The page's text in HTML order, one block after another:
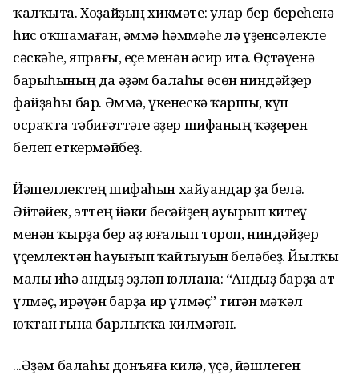
ҡалҡыта. Хоҙайҙың хикмәте: улар бер-береһенә
һис оҡшамаған, әммә һәммәһе лә үҙенсәлекле
сәскәһе, япрағы, еҫе менән әсир итә. Өҫтәүенә
барыһының да әҙәм балаһы өсөн ниндәйҙер
файҙаһы бар. Әммә, үкенескә ҡаршы, күп
осраҡта тәбиғәттәге әҙер шифаның ҡәҙерен
белеп еткермәйбеҙ.
Йәшеллектең шифаһын хайуандар ҙа белә.
Әйтәйек, эттең йәки бесәйҙең ауырып китеү
менән ҡырҙа бер аҙ юғалып тороп, ниндәйҙер
үҫемлектән һауығып ҡайтыуын беләбеҙ. Йылҡы
малы иһә андыҙ эҙләп юллана: “Андыҙ барҙа ат
үлмәҫ, ирәүән барҙа ир үлмәҫ” тигән мәҡәл
юҡтан ғына барлыҡҡа килмәгән.
...Әҙәм балаһы донъяға килә, үҫә, йәшлеген